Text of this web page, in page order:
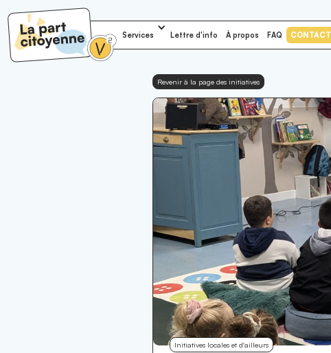
Services Lettre d'info À propos FAQ CONTACT
Revenir à la page des initiatives
Initiatives locales et d'ailleurs